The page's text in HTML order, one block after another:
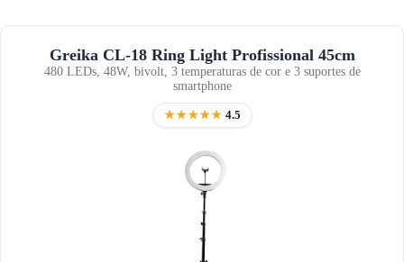
Greika CL-18 Ring Light Profissional 45cm
480 LEDs, 48W, bivolt, 3 temperaturas de cor e 3 suportes de
smartphone
★★★★★ 4.5